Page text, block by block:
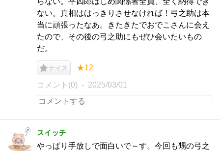
ない。真相ははっきりさせなければ！弓之助は本
当に頑張ったなあ。きたきたでおでこさんに会え
たので、その後の弓之助にもぜひ会いたいもの
だ。
ナイス ★12
コメント(0) 2025/03/01
スイッチ
やっぱり手放しで面白いで～す。今回も甥の弓之